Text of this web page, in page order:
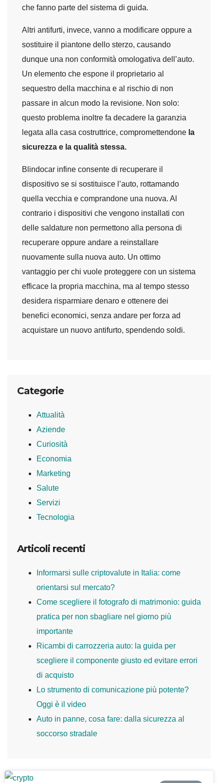
che fanno parte del sistema di guida.
Altri antifurti, invece, vanno a modificare oppure a
sostituire il piantone dello sterzo, causando
dunque una non conformità omologativa dell’auto.
Un elemento che espone il proprietario al
sequestro della macchina e al rischio di non
passare in alcun modo la revisione. Non solo:
questo problema inoltre fa decadere la garanzia
legata alla casa costruttrice, compromettendone la
sicurezza e la qualità stessa.
Blindocar infine consente di recuperare il
dispositivo se si sostituisce l’auto, rottamando
quella vecchia e comprandone una nuova. Al
contrario i dispositivi che vengono installati con
delle saldature non permettono alla persona di
recuperare oppure andare a reinstallare
nuovamente sulla nuova auto. Un ottimo
vantaggio per chi vuole proteggere con un sistema
efficace la propria macchina, ma al tempo stesso
desidera risparmiare denaro e ottenere dei
benefici economici, senza andare per forza ad
acquistare un nuovo antifurto, spendendo soldi.
Categorie
Attualità
Aziende
Curiosità
Economia
Marketing
Salute
Servizi
Tecnologia
Articoli recenti
Informarsi sulle criptovalute in Italia: come
orientarsi sul mercato?
Come scegliere il fotografo di matrimonio: guida
pratica per non sbagliare nel giorno più
importante
Ricambi di carrozzeria auto: la guida per
scegliere il componente giusto ed evitare errori
di acquisto
Lo strumento di comunicazione più potente?
Oggi è il video
Auto in panne, cosa fare: dalla sicurezza al
soccorso stradale